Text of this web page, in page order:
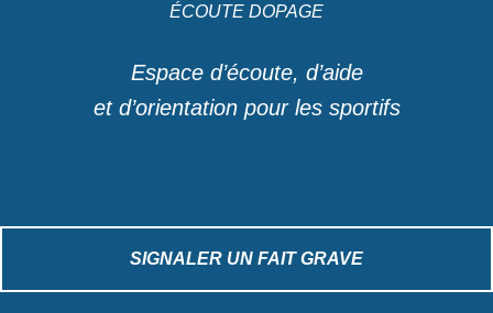
ÉCOUTE DOPAGE
Espace d’écoute, d’aide
et d’orientation pour les sportifs
SIGNALER UN FAIT GRAVE